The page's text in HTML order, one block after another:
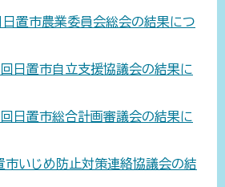
置市農業委員会総会の結果につ
日置市自立支援協議会の結果に
日置市総合計画審議会の結果に
いじめ防止対策連絡協議会の結